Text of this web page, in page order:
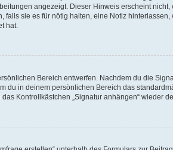
angezeigt. Dieser Hinweis erscheint
sie es für nötig halten, eine Notiz
hat.
Bereich entwerfen. Nachdem du die
du in deinem persönlichen Bereich das
Kontrollkästchen „Signatur anhängen“ wieder